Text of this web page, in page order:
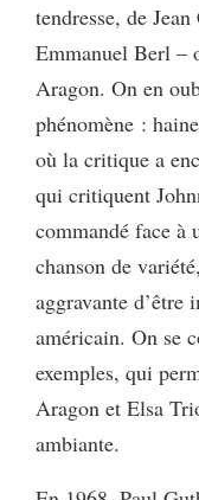
tendresse, de
Emmanuel Berl –
Aragon. On en
phénomène :
où la critique a
qui critiquent
commandé face
chanson de
aggravante d’être
américain. On se
exemples, qui
Aragon et Elsa
ambiante.